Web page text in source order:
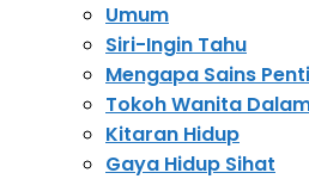
Umum
Siri-Ingin Tahu
Mengapa Sains
Tokoh Wanita
Kitaran Hidup
Gaya Hidup Sihat